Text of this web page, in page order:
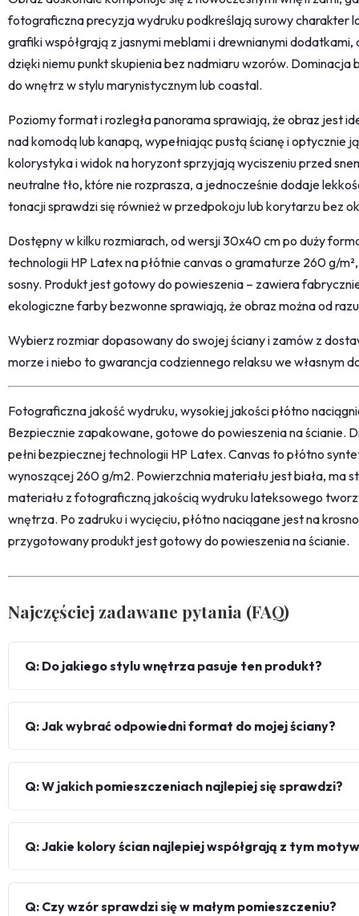
fotograficzna precyzja wydruku podkreślają surowy charakter
grafiki współgrają z jasnymi meblami i drewnianymi
dzięki niemu punkt skupienia bez nadmiaru wzorów. Dominacja
do wnętrz w stylu marynistycznym lub coastal.
Poziomy format i rozległa panorama sprawiają, że obraz jest
nad komodą lub kanapą, wypełniając pustą ścianę i optycznie
kolorystyka i widok na horyzont sprzyjają wyciszeniu przed
neutralne tło, które nie rozprasza, a jednocześnie dodaje
tonacji sprawdzi się również w przedpokoju lub korytarzu bez
Dostępny w kilku rozmiarach, od wersji 30x40 cm po duży
technologii HP Latex na płótnie canvas o gramaturze 260 g/
sosny. Produkt jest gotowy do powieszenia – zawiera
ekologiczne farby bezwonne sprawiają, że obraz można od
Wybierz rozmiar dopasowany do swojej ściany i zamów z
morze i niebo to gwarancja codziennego relaksu we własnym
Fotograficzna jakość wydruku, wysokiej jakości płótno
Bezpiecznie zapakowane, gotowe do powieszenia na ścianie.
pełni bezpiecznej technologii HP Latex. Canvas to płótno
wynoszącej 260 g/m2. Powierzchnia materiału jest biała, ma
materiału z fotograficzną jakością wydruku lateksowego
wnętrza. Po zadruku i wycięciu, płótno naciągane jest na
przygotowany produkt jest gotowy do powieszenia na ścianie.
Najczęściej zadawane pytania (FAQ)
Q: Do jakiego stylu wnętrza pasuje ten produkt?
Q: Jak wybrać odpowiedni format do mojej ściany?
Q: W jakich pomieszczeniach najlepiej się sprawdzi?
Q: Jakie kolory ścian najlepiej współgrają z tym
Q: Czy wzór sprawdzi się w małym pomieszczeniu?